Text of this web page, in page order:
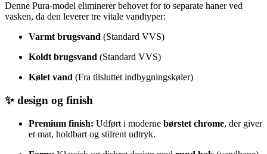
Denne Pura-model eliminerer behovet for to separate haner ved
vasken, da den leverer tre vitale vandtyper:
Varmt brugsvand (Standard VVS)
Koldt brugsvand (Standard VVS)
Kølet vand (Fra tilsluttet indbygningskøler)
✨ design og finish
Premium finish: Udført i moderne børstet chrome, der giver
et mat, holdbart og stilrent udtryk.